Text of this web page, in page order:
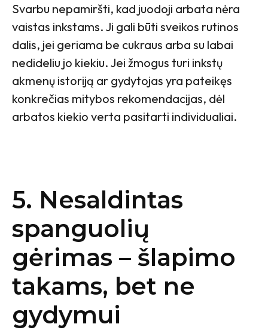
Svarbu nepamiršti, kad juodoji arbata nėra
vaistas inkstams. Ji gali būti sveikos rutinos
dalis, jei geriama be cukraus arba su labai
nedideliu jo kiekiu. Jei žmogus turi inkstų
akmenų istoriją ar gydytojas yra pateikęs
konkrečias mitybos rekomendacijas, dėl
arbatos kiekio verta pasitarti individualiai.
5. Nesaldintas
spanguolių
gėrimas – šlapimo
takams, bet ne
gydymui